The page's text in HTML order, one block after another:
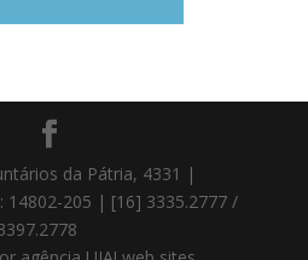
da Pátria, 4331 |
14802-205 | [16] 3335.2777 /